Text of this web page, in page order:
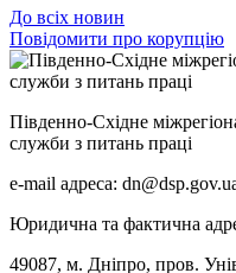
До всіх новин
Повідомити про корупцію
Південно-Східне
служби з питань праці
e-mail адреса:
Юридична та фактична
49087, м. Дніпро, пров.